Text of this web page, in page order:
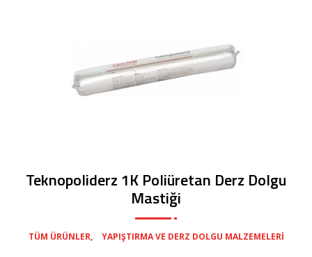
Teknopoliderz 1K Poliüretan Derz Dolgu
Mastiği
TÜM ÜRÜNLER YAPIŞTIRMA VE DERZ DOLGU MALZEMELERI